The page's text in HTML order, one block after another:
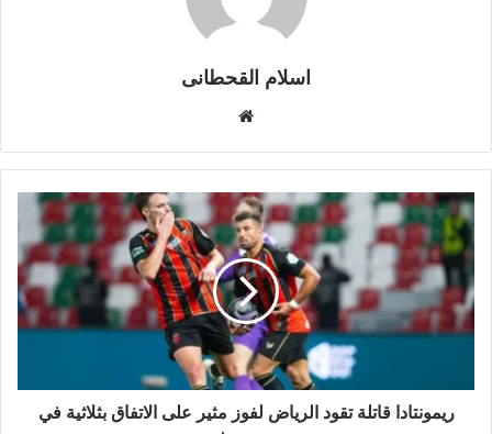
اسلام القحطانى
ق
ع
ا
ل
و
ي
ب
ريمونتادا قاتلة تقود الرياض لفوز مثير على الاتفاق بثلاثية في